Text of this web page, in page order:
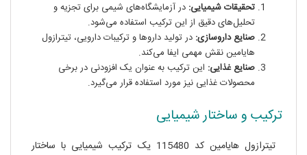
تحقیقات شیمیایی: در آزمایشگاه‌های شیمی برای تجزیه و
تحلیل‌های دقیق از این ترکیب استفاده می‌شود.
صنایع داروسازی: در تولید داروها و ترکیبات دارویی، تیترازول
هایامین نقش مهمی ایفا می‌کند.
صنایع غذایی: این ترکیب به عنوان یک افزودنی در برخی
محصولات غذایی نیز مورد استفاده قرار می‌گیرد.
ترکیب و ساختار شیمیایی
تیترازول هایامین کد 115480 یک ترکیب شیمیایی با ساختار